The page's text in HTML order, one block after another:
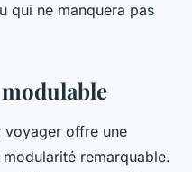
qui ne manquera pas
voyager offre une
remarquable.